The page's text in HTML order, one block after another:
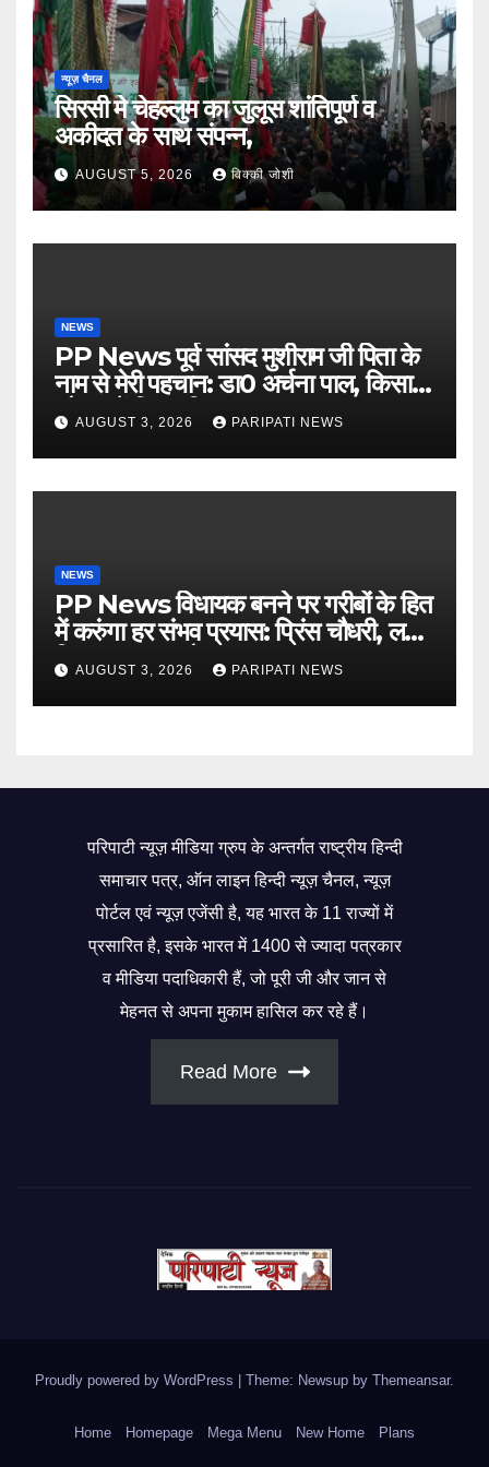
न्यूज़ चैनल
सिरसी मे चेहल्लुम का जुलूस शांतिपूर्ण व
अकीदत के साथ संपन्न,
AUGUST 5, 2026 विक्की जोशी
NEWS
PP News पूर्व सांसद मुशीराम जी पिता के
नाम से मेरी पहचान: डा0 अर्चना पाल, किसान
चौपाल में दिया परिचय
AUGUST 3, 2026 PARIPATI NEWS
NEWS
PP News विधायक बनने पर गरीबों के हित
में करुंगा हर संभव प्रयास: प्रिंस चौधरी, लगाई
किसान मजदूर चौपाल
AUGUST 3, 2026 PARIPATI NEWS
परिपाटी न्यूज़ मीडिया ग्रुप के अन्तर्गत राष्ट्रीय हिन्दी
समाचार पत्र, ऑन लाइन हिन्दी न्यूज़ चैनल, न्यूज़
पोर्टल एवं न्यूज़ एजेंसी है, यह भारत के 11 राज्यों में
प्रसारित है, इसके भारत में 1400 से ज्यादा पत्रकार
व मीडिया पदाधिकारी हैं, जो पूरी जी और जान से
मेहनत से अपना मुकाम हासिल कर रहे हैं।
Read More
Proudly powered by WordPress Theme: Newsup by Themeansar.
Home Homepage Mega Menu New Home Plans